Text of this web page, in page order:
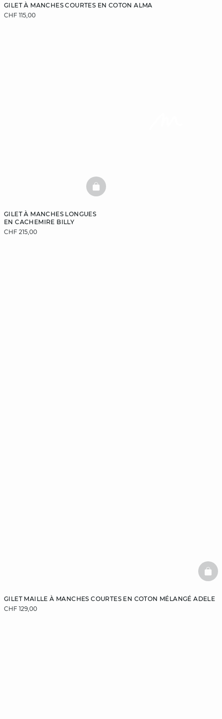
GILET À MANCHES COURTES EN COTON ALMA
CHF 115,00
GILET À MANCHES LONGUES
EN CACHEMIRE BILLY
CHF 215,00
BASKETFULL
GILET MAILLE À MANCHES COURTES EN COTON MÉLANGÉ ADELE
CHF 129,00